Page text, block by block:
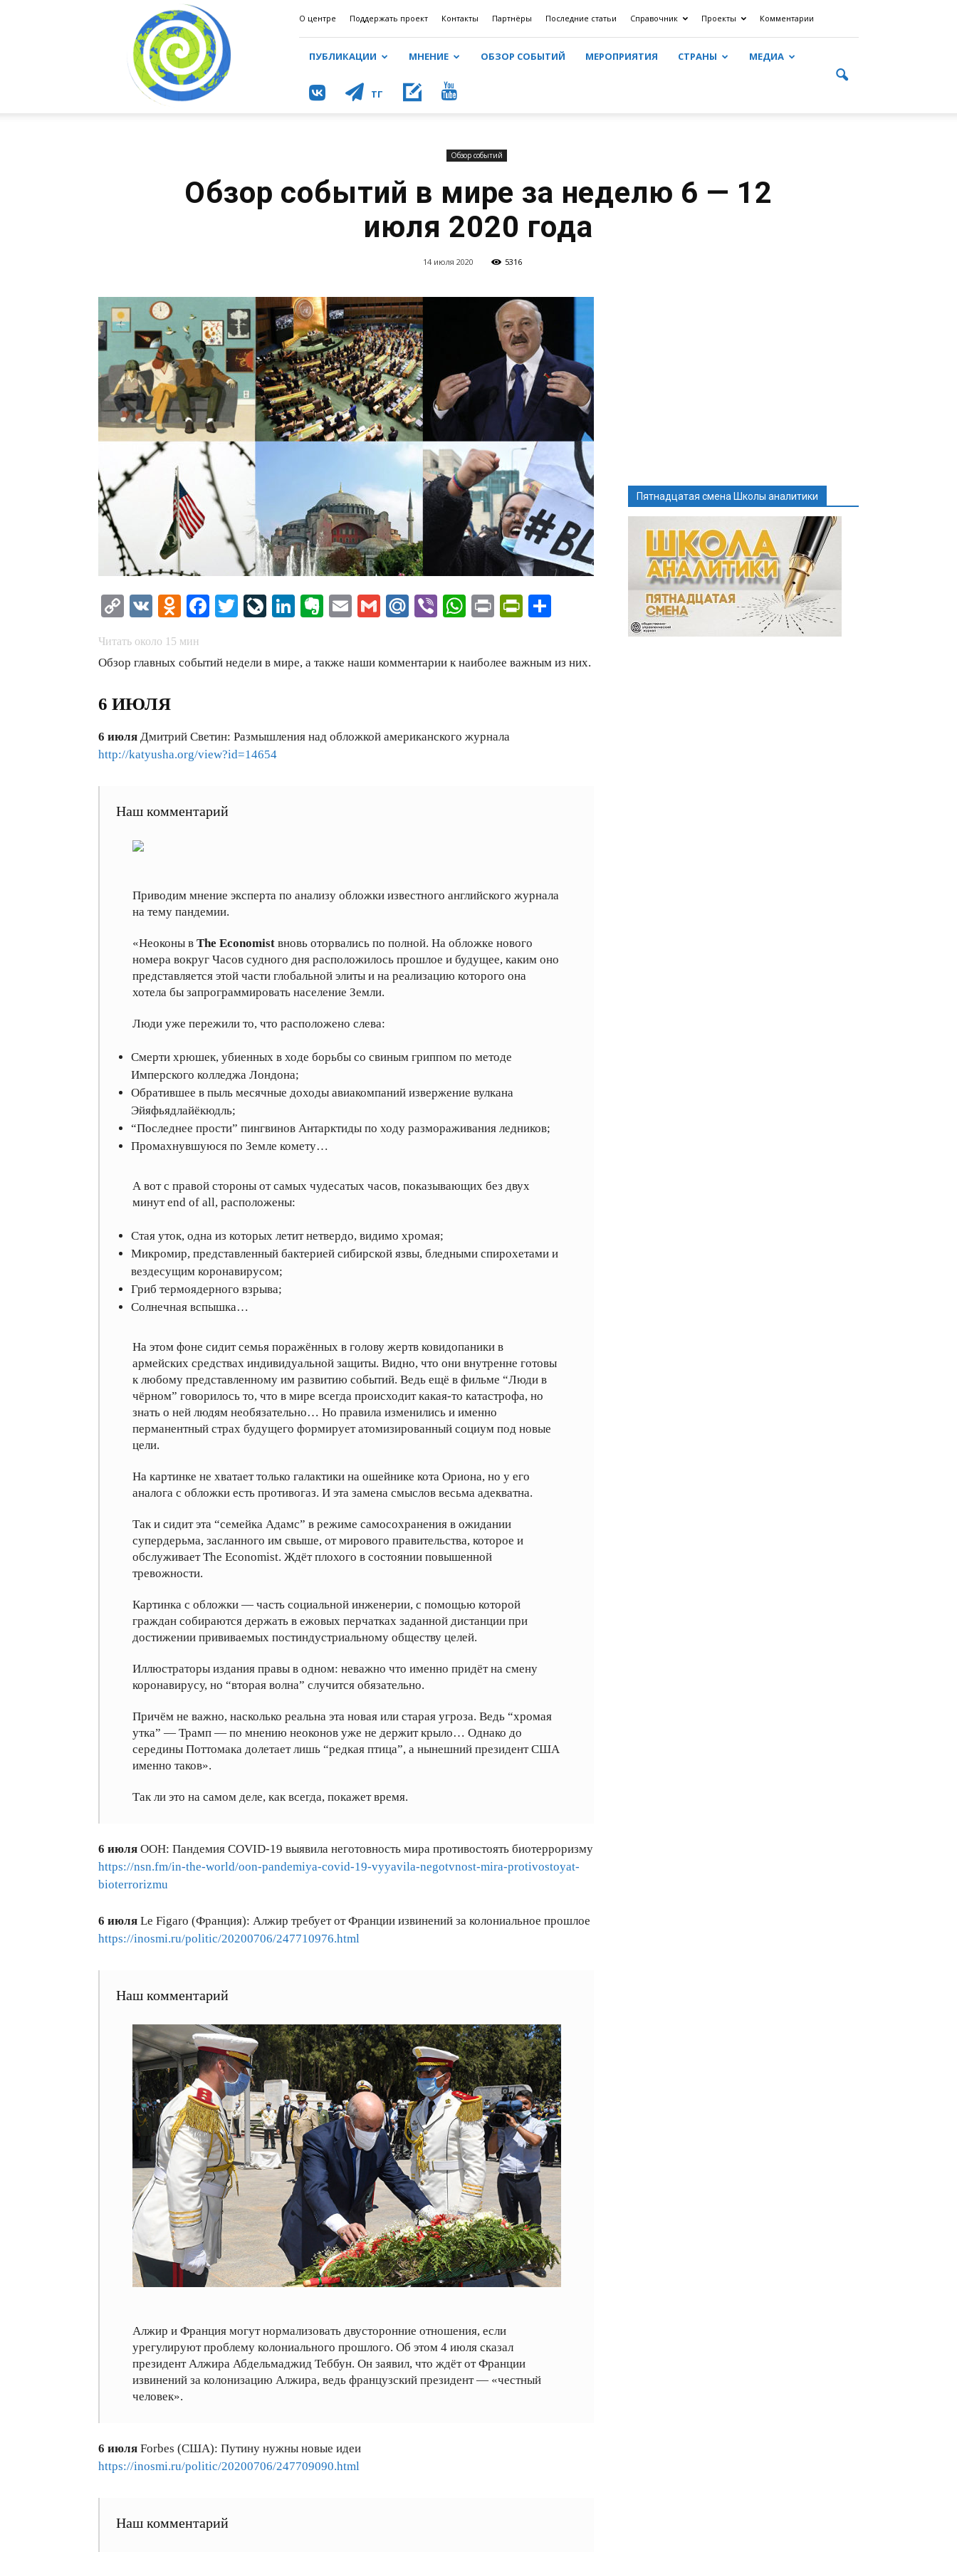
ИнформаЦентр
О центре Поддержать проект Контакты Партнёры Последние статьи Справочник Проекты Комментарии
ПУБЛИКАЦИИ МНЕНИЕ ОБЗОР СОБЫТИЙ МЕРОПРИЯТИЯ СТРАНЫ МЕДИА
ТГ КОНТ
Обзор событий
Обзор событий в мире за неделю 6 — 12
июля 2020 года
14 июля 2020 5316
Copy
VK Odnoklassniki
Facebook
TwitterLiveJournal
LinkedIn
Evernote
EmailGmailMail.Ru
ViberWhatsApp
PrintPrintFriendly
Отправить
Читать около 15 мин
Обзор главных событий недели в мире, а также наши комментарии к наиболее важным из них.
6 ИЮЛЯ
6 июля Дмитрий Светин: Размышления над обложкой американского журнала
http://katyusha.org/view?id=14654
Наш комментарий
Приводим мнение эксперта по анализу обложки известного английского журнала
на тему пандемии.
«Неоконы в The Economist вновь оторвались по полной. На обложке нового
номера вокруг Часов судного дня расположилось прошлое и будущее, каким оно
представляется этой части глобальной элиты и на реализацию которого она
хотела бы запрограммировать население Земли.
Люди уже пережили то, что расположено слева:
Смерти хрюшек, убиенных в ходе борьбы со свиным гриппом по методе
Имперского колледжа Лондона;
Обратившее в пыль месячные доходы авиакомпаний извержение вулкана
Эйяфьядлайёкюдль;
“Последнее прости” пингвинов Антарктиды по ходу размораживания ледников;
Промахнувшуюся по Земле комету…
А вот с правой стороны от самых чудесатых часов, показывающих без двух
минут end of all, расположены:
Стая уток, одна из которых летит нетвердо, видимо хромая;
Микромир, представленный бактерией сибирской язвы, бледными спирохетами и
вездесущим коронавирусом;
Гриб термоядерного взрыва;
Солнечная вспышка…
На этом фоне сидит семья поражённых в голову жертв ковидопаники в
армейских средствах индивидуальной защиты. Видно, что они внутренне готовы
к любому представленному им развитию событий. Ведь ещё в фильме “Люди в
чёрном” говорилось то, что в мире всегда происходит какая-то катастрофа, но
знать о ней людям необязательно… Но правила изменились и именно
перманентный страх будущего формирует атомизированный социум под новые
цели.
На картинке не хватает только галактики на ошейнике кота Ориона, но у его
аналога с обложки есть противогаз. И эта замена смыслов весьма адекватна.
Так и сидит эта “семейка Адамс” в режиме самосохранения в ожидании
супердерьма, засланного им свыше, от мирового правительства, которое и
обслуживает The Economist. Ждёт плохого в состоянии повышенной
тревожности.
Картинка с обложки — часть социальной инженерии, с помощью которой
граждан собираются держать в ежовых перчатках заданной дистанции при
достижении прививаемых постиндустриальному обществу целей.
Иллюстраторы издания правы в одном: неважно что именно придёт на смену
коронавирусу, но “вторая волна” случится обязательно.
Причём не важно, насколько реальна эта новая или старая угроза. Ведь “хромая
утка” — Трамп — по мнению неоконов уже не держит крыло… Однако до
середины Поттомака долетает лишь “редкая птица”, а нынешний президент США
именно таков».
Так ли это на самом деле, как всегда, покажет время.
6 июля ООН: Пандемия COVID-19 выявила неготовность мира противостоять биотерроризму
https://nsn.fm/in-the-world/oon-pandemiya-covid-19-vyyavila-negotvnost-mira-protivostoyat-
bioterrorizmu
6 июля Le Figaro (Франция): Алжир требует от Франции извинений за колониальное прошлое
https://inosmi.ru/politic/20200706/247710976.html
Наш комментарий
Алжир и Франция могут нормализовать двусторонние отношения, если
урегулируют проблему колониального прошлого. Об этом 4 июля сказал
президент Алжира Абдельмаджид Теббун. Он заявил, что ждёт от Франции
извинений за колонизацию Алжира, ведь французский президент — «честный
человек».
6 июля Forbes (США): Путину нужны новые идеи
https://inosmi.ru/politic/20200706/247709090.html
Наш комментарий
Пятнадцатая смена Школы аналитики